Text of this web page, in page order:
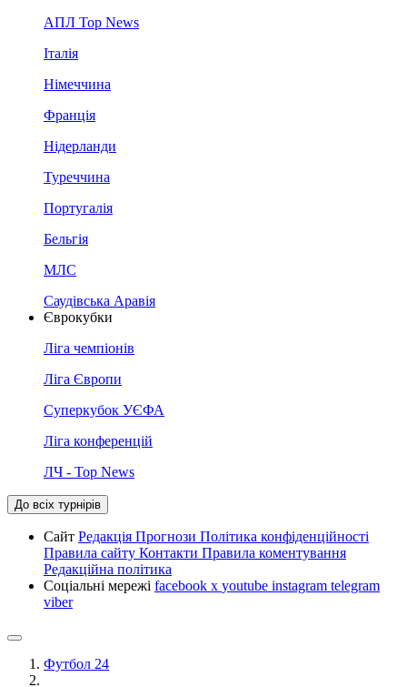
АПЛ Top News
Італія
Німеччина
Франція
Нідерланди
Туреччина
Португалія
Бельгія
МЛС
Саудівська Аравія
Єврокубки
Ліга чемпіонів
Ліга Європи
Суперкубок УЄФА
Ліга конференцій
ЛЧ - Top News
До всіх турнірів
Сайт Редакція Прогнози Політика конфіденційності
Правила сайту Контакти Правила коментування
Редакційна політика
Соціальні мережі facebook x youtube instagram telegram
viber
Футбол 24